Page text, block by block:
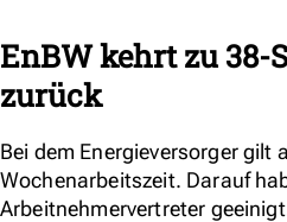
EnBW kehrt zu 38-
zurück
Bei dem Energieversorger gilt
Wochenarbeitszeit. Darauf
Arbeitnehmervertreter